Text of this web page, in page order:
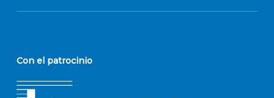
Con el patrocinio